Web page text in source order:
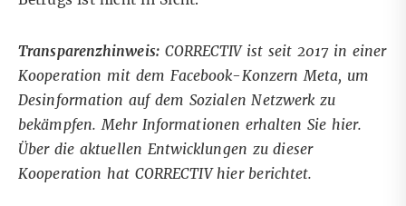
Transparenzhinweis:CORRECTIV ist seit 2017 in einer
Kooperation mit dem Facebook-Konzern Meta, um
Desinformation auf dem Sozialen Netzwerk zu
bekämpfen. Mehr Informationen erhalten Siehier.
Über die aktuellen Entwicklungen zu dieser
Kooperation hat CORRECTIVhierberichtet.